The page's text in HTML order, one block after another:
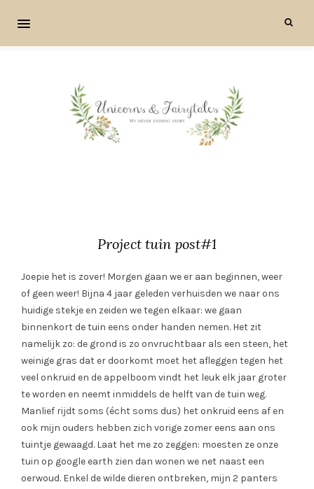
Project tuin post#1
Joepie het is zover! Morgen gaan we er aan beginnen, weer
of geen weer! Bijna 4 jaar geleden verhuisden we naar ons
huidige stekje en zeiden we tegen elkaar: we gaan
binnenkort de tuin eens onder handen nemen. Het zit
namelijk zo: de grond is zo onvruchtbaar als een steen, het
weinige gras dat er doorkomt moet het afleggen tegen het
veel onkruid en de appelboom vindt het leuk elk jaar groter
te worden en neemt inmiddels de helft van de tuin weg.
Manlief rijdt soms (écht soms dus) het onkruid eens af en
ook mijn ouders hebben zich vorige zomer eens aan ons
tuintje gewaagd. Laat het me zo zeggen: moesten ze onze
tuin op google earth zien dan wonen we net naast een
oerwoud. Enkel de wilde dieren ontbreken, mijn 2 panters